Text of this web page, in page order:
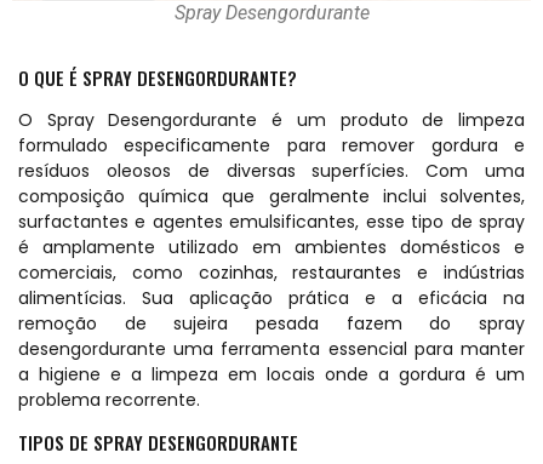
Spray Desengordurante
O QUE É SPRAY DESENGORDURANTE?
O Spray Desengordurante é um produto de limpeza
formulado especificamente para remover gordura e
resíduos oleosos de diversas superfícies. Com uma
composição química que geralmente inclui solventes,
surfactantes e agentes emulsificantes, esse tipo de spray
é amplamente utilizado em ambientes domésticos e
comerciais, como cozinhas, restaurantes e indústrias
alimentícias. Sua aplicação prática e a eficácia na
remoção de sujeira pesada fazem do spray
desengordurante uma ferramenta essencial para manter
a higiene e a limpeza em locais onde a gordura é um
problema recorrente.
TIPOS DE SPRAY DESENGORDURANTE